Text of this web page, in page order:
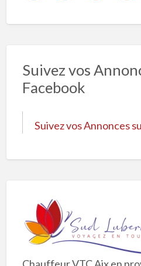
Suivez vos
Facebook
Suivez vos Annonces